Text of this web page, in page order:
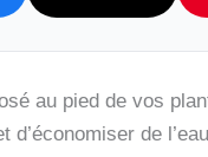
au pied de vos
de